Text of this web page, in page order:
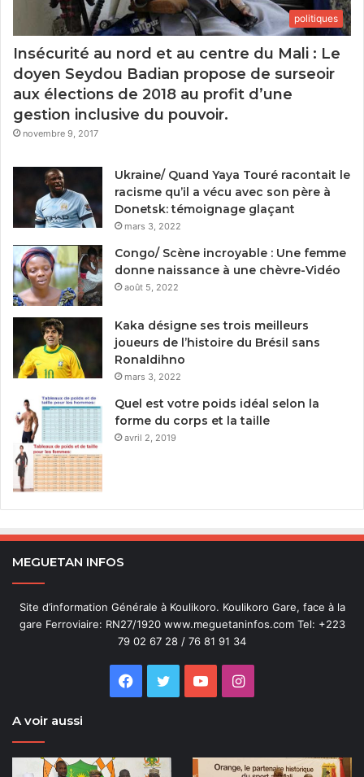
politiques
Insécurité au nord et au centre du Mali : Le
doyen Seydou Badian propose de surseoir
aux élections de 2018 au profit d’une
gestion inclusive du pouvoir.
novembre 9, 2017
Ukraine/ Quand Yaya Touré racontait le
racisme qu’il a vécu avec son père à
Donetsk: témoignage glaçant
mars 3, 2022
Congo/ Scène incroyable : Une femme
donne naissance à une chèvre-Vidéo
août 5, 2022
Kaka désigne ses trois meilleurs
joueurs de l’histoire du Brésil sans
Ronaldihno
mars 3, 2022
Quel est votre poids idéal selon la
forme du corps et la taille
avril 2, 2019
MEGUETAN INFOS
Site d’information Générale à Koulikoro. Koulikoro Gare, face à la
gare Ferroviaire: RN27/1920 www.meguetaninfos.com Tel: +223
79 02 67 28 / 76 81 91 34
Facebook
Twitter YouTubeInstagram
A voir aussi